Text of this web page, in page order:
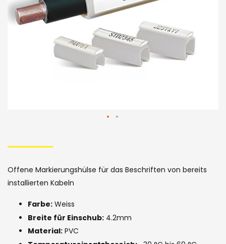
to
the
beginning
of
the
images
Offene Markierungshülse für das Beschriften von bereits
installierten Kabeln
Farbe: Weiss
Breite für Einschub: 4.2mm
Material: PVC